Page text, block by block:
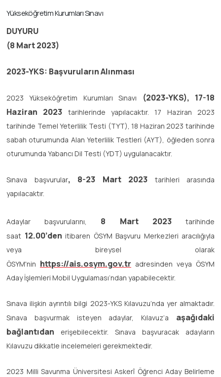
Yükseköğretim Kurumları Sınavı
DUYURU
(8 Mart 2023)
2023-YKS: Başvuruların Alınması
2023 Yükseköğretim Kurumları Sınavı
(2023-YKS), 17-18
Haziran 2023 tarihlerinde yapılacaktır. 17 Haziran 2023
tarihinde Temel Yeterlilik Testi (TYT), 18 Haziran 2023 tarihinde
sabah oturumunda Alan Yeterlilik Testleri (AYT), öğleden sonra
oturumunda Yabancı Dil Testi (YDT) uygulanacaktır.
Sınava başvurular, 8-23 Mart 2023
tarihleri arasında
yapılacaktır.
Adaylar başvurularını, 8 Mart 2023tarihinde
saat 12.00’den itibaren ÖSYM Başvuru Merkezleri aracılığıyla
veya bireysel olarak
ÖSYM'nin https://ais.osym.gov.tr adresinden veya ÖSYM
Aday İşlemleri Mobil Uygulaması’ndan yapabilecektir.
Sınava ilişkin ayrıntılı bilgi 2023-YKS Kılavuzu’nda yer almaktadır.
Sınava başvurmak isteyen adaylar, Kılavuz’a aşağıdaki
bağlantıdan erişebilecektir. Sınava başvuracak adayların
Kılavuzu dikkatle incelemeleri gerekmektedir.
2023 Milli Savunma Üniversitesi Askerî Öğrenci Aday Belirleme